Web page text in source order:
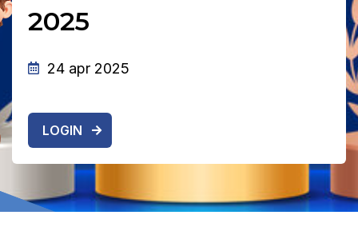
2025
24 apr 2025
LOGIN